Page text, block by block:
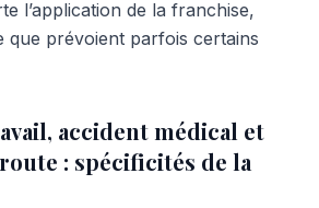
l’application de la franchise,
que prévoient parfois certains
accident médical et
: spécificités de la